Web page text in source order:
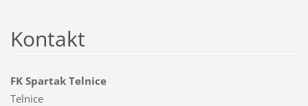
Kontakt
FK Spartak Telnice
Telnice